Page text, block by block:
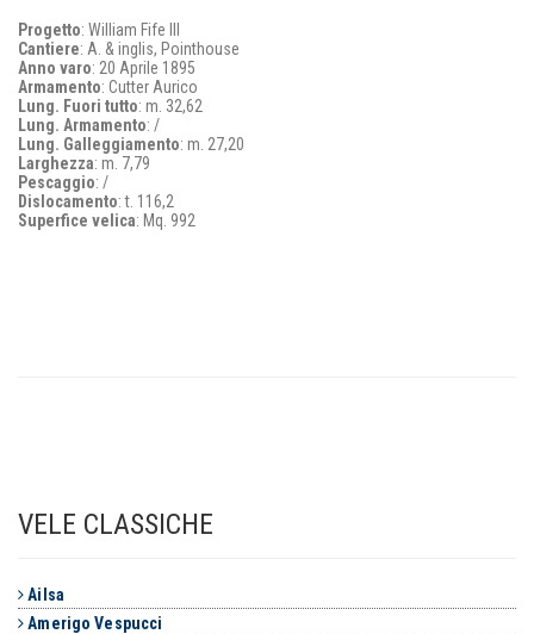
Progetto: William Fife III
Cantiere: A. & inglis, Pointhouse
Anno varo: 20 Aprile 1895
Armamento: Cutter Aurico
Lung. Fuori tutto: m. 32,62
Lung. Armamento: /
Lung. Galleggiamento: m. 27,20
Larghezza: m. 7,79
Pescaggio: /
Dislocamento: t. 116,2
Superfice velica: Mq. 992
VELE CLASSICHE
Ailsa
Amerigo Vespucci